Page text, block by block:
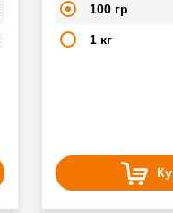
100 гр
1 кг